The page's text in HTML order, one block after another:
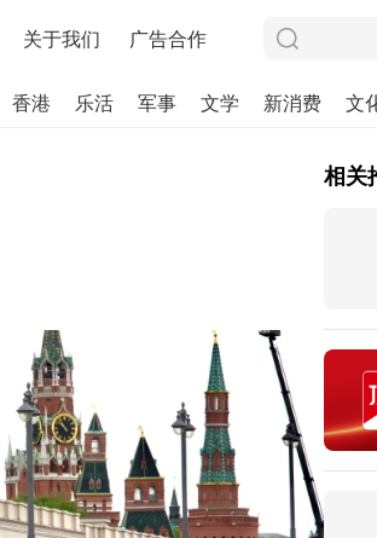
关于我们 广告合作
香港 乐活 军事 文学 新消费 文
相关